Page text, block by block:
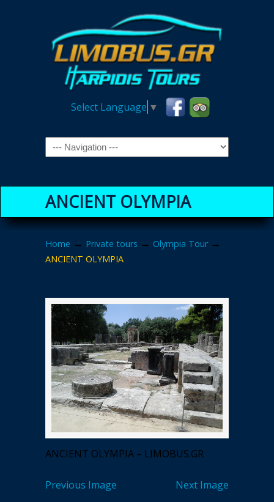
Select Language ▼
Navigation
ANCIENT OLYMPIA
Home → Private tours → Olympia Tour→
ANCIENT OLYMPIA
ANCIENT OLYMPIA – LIMOBUS.GR
Previous Image Next Image